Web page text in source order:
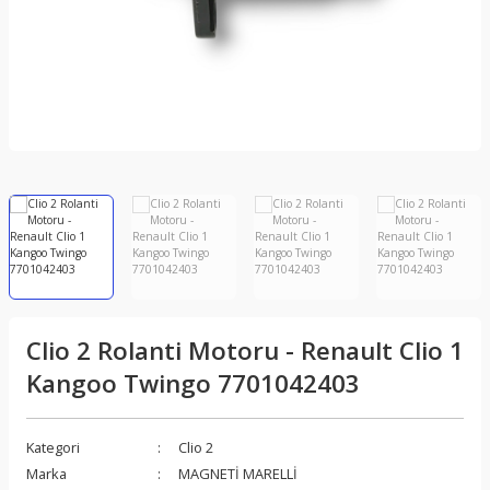
Clio 2 Rolanti Motoru - Renault Clio 1
Kangoo Twingo 7701042403
Kategori
Clio 2
Marka
MAGNETİ MARELLİ